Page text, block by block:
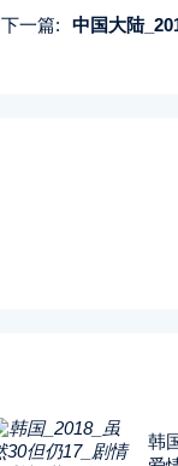
下一篇: 中国大陆_2016_爱嫁不
韩